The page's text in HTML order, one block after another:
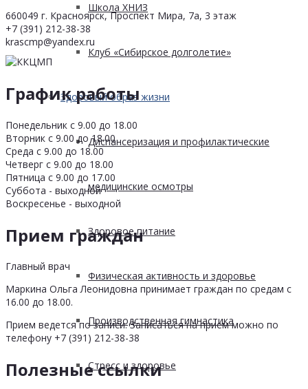
Школа ХНИЗ
Клуб «Сибирское долголетие»
Здоровый образ жизни
Диспансеризация и профилактические
медицинские осмотры
Здоровое питание
Физическая активность и здоровье
Производственная гимнастика
Стресс и здоровье
660049 г. Красноярск, Проспект Мира, 7а, 3 этаж
+7 (391) 212-38-38
krascmp@yandex.ru
График работы
Понедельник с 9.00 до 18.00
Вторник с 9.00 до 18.00
Среда с 9.00 до 18.00
Четверг с 9.00 до 18.00
Пятница с 9.00 до 17.00
Суббота - выходной
Воскресенье - выходной
Прием граждан
Главный врач
Маркина Ольга Леонидовна принимает граждан по средам с
16.00 до 18.00.
Прием ведется по записи. Записаться на прием можно по
телефону +7 (391) 212-38-38
Полезные ссылки